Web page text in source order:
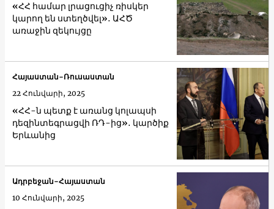
«ՀՀ համար լրացուցիչ ռիսկեր
կարող են ստեղծվել»․ ԱՀԾ
առաջին զեկույցը
«ՀՀ-ն պետք է առանց կոլապսի
դեզինտեգրացվի ՌԴ-ից»․ կարծիք
Երևանից
Հայաստան-Ռուսաստան
22 Հունվարի, 2025
Ադրբեջան-Հայաստան
10 Հունվարի, 2025